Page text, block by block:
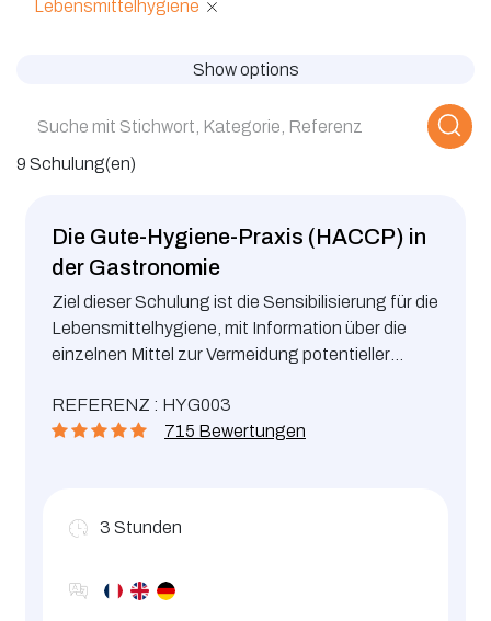
Lebensmittelhygiene
Show options
9 Schulung(en)
Die Gute-Hygiene-Praxis (HACCP) in
der Gastronomie
Ziel dieser Schulung ist die Sensibilisierung für die
Lebensmittelhygiene, mit Information über die
einzelnen Mittel zur Vermeidung potentieller
REFERENZ : HYG003
715 Bewertungen
3 Stunden